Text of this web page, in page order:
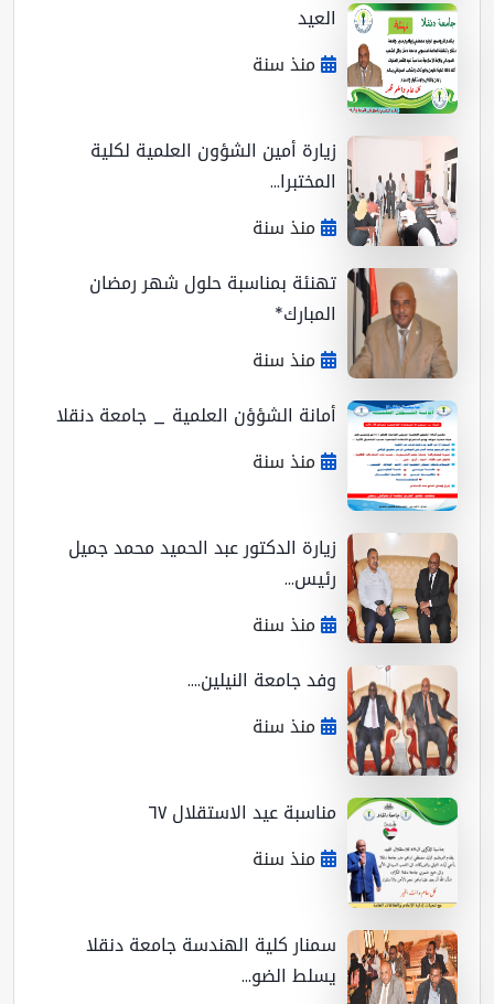
العيد
منذ سنة
زيارة أمين الشؤون العلمية لكلية
المختبرا...
منذ سنة
تهنئة بمناسبة حلول شهر رمضان
المبارك*
منذ سنة
أمانة الشؤؤن العلمية _ جامعة دنقلا
منذ سنة
زيارة الدكتور عبد الحميد محمد جميل
رئيس...
منذ سنة
وفد جامعة النيلين....
منذ سنة
مناسبة عيد الاستقلال ٦٧
منذ سنة
سمنار كلية الهندسة جامعة دنقلا
يسلط الضو...